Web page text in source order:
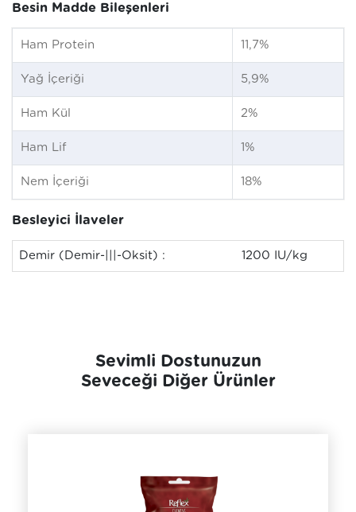
Besin Madde Bileşenleri
Ham Protein 11,7%
Yağ İçeriği 5,9%
Ham Kül 2%
Ham Lif 1%
Nem İçeriği 18%
Besleyici İlaveler
Demir (Demir-|||-Oksit) : 1200 IU/kg
Sevimli Dostunuzun
Seveceği Diğer Ürünler